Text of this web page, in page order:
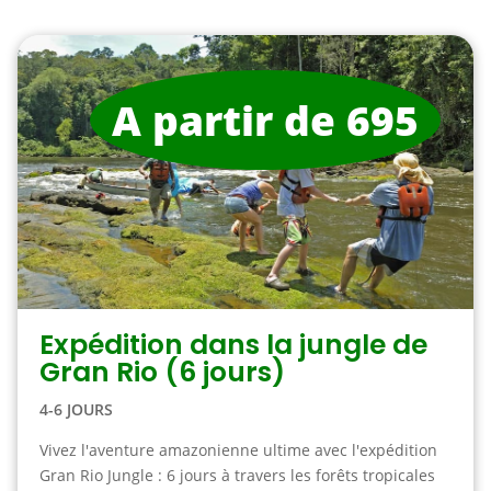
Expédition dans la jungle de
Gran Rio (6 jours)
4-6 JOURS
Vivez l'aventure amazonienne ultime avec l'expédition
Gran Rio Jungle : 6 jours à travers les forêts tropicales
A partir de 695